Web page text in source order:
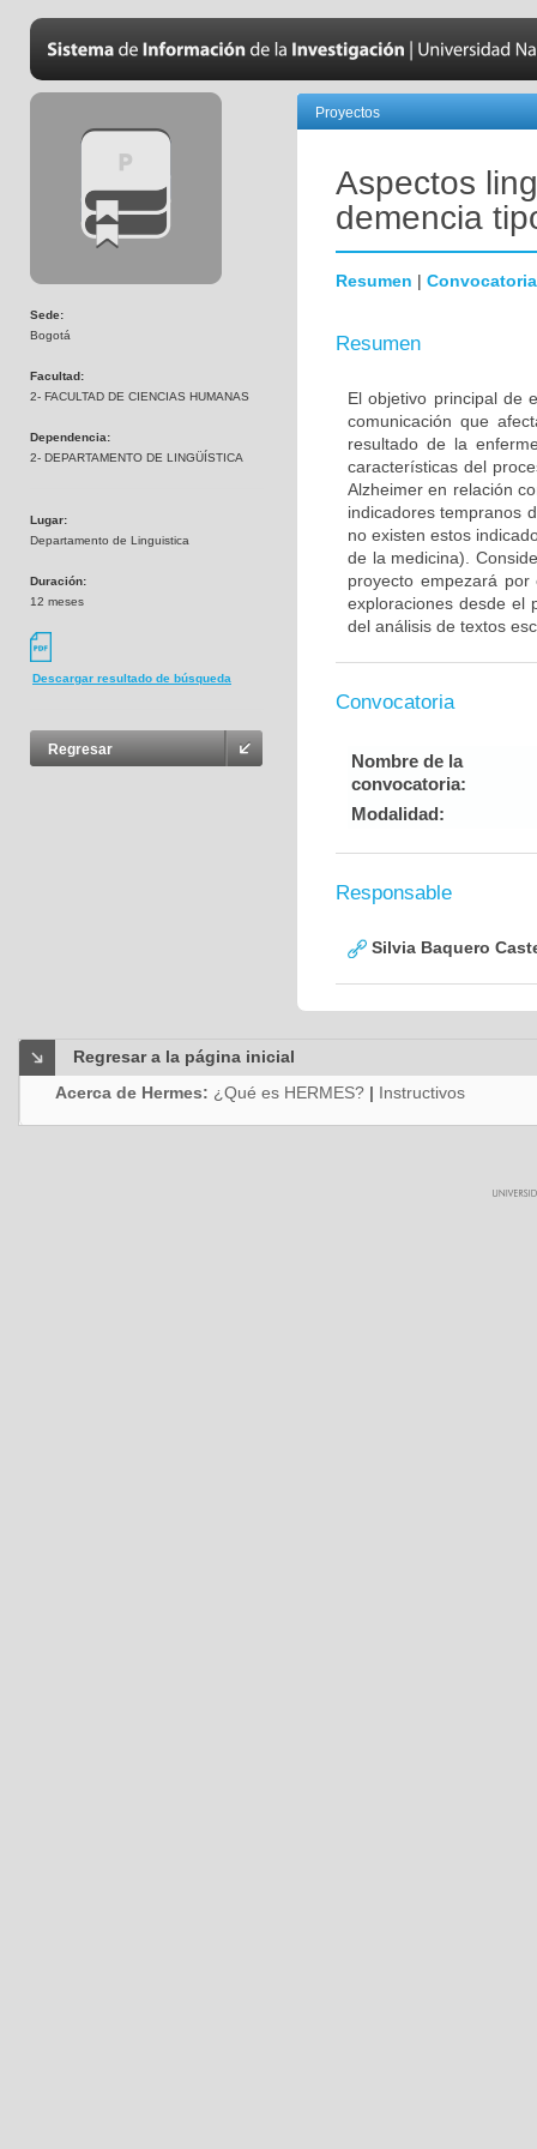
Sede:
Bogotá
Facultad:
2- FACULTAD DE CIENCIAS HUMANAS
Dependencia:
2- DEPARTAMENTO DE LINGÜÍSTICA
Lugar:
Departamento de Linguistica
Duración:
12 meses
Descargar resultado de búsqueda
Regresar
Proyectos
Aspectos
demencia
Resumen | Convocatoria
Resumen
El objetivo principal de
comunicación que
resultado de la
características del
Alzheimer en relación
indicadores tempranos
no existen estos
de la medicina).
proyecto empezará
exploraciones desde el
del análisis de textos
Convocatoria
Nombre de la
convocatoria:
Modalidad:
Responsable
Silvia Baquero
Regresar a la página inicial
Acerca de Hermes: ¿Qué es HERMES? | Instructivos